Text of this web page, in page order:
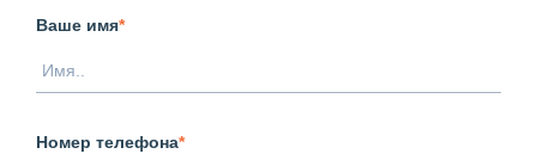
Ваше имя*
Номер телефона*